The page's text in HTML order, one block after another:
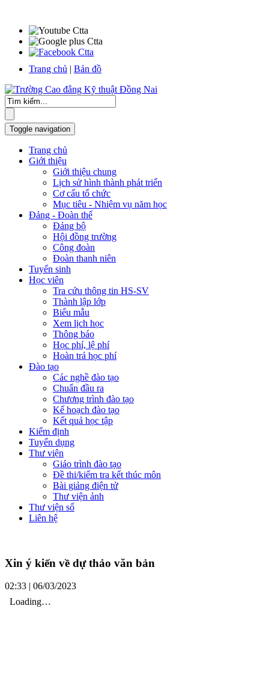
Trang chủ | Bản đồ
Toggle navigation
Trang chủ
Giới thiệu
Giới thiệu chung
Lịch sử hình thành phát triển
Cơ cấu tổ chức
Mục tiêu - Nhiệm vụ năm học
Đảng - Đoàn thể
Đảng bộ
Hội đồng trường
Công đoàn
Đoàn thanh niên
Tuyển sinh
Học viên
Tra cứu thông tin HS-SV
Thành lập lớp
Biểu mẫu
Xem lịch học
Thông báo
Học phí, lệ phí
Hoàn trả học phí
Đào tạo
Các nghề đào tạo
Chuẩn đầu ra
Chương trình đào tạo
Kế hoạch đào tạo
Kết quả học tập
Kiểm định
Tuyển dụng
Thư viện
Giáo trình đào tạo
Đề thi/kiểm tra kết thúc môn
Bài giảng điện tử
Thư viện ảnh
Thư viện số
Liên hệ
Xin ý kiến về dự thảo văn bản
02:33 | 06/03/2023